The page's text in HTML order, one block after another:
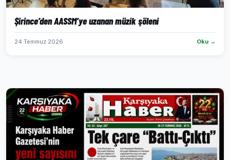
Şirince’den AASSM’ye uzanan müzik şöleni
24 Temmuz 2026 Oku →